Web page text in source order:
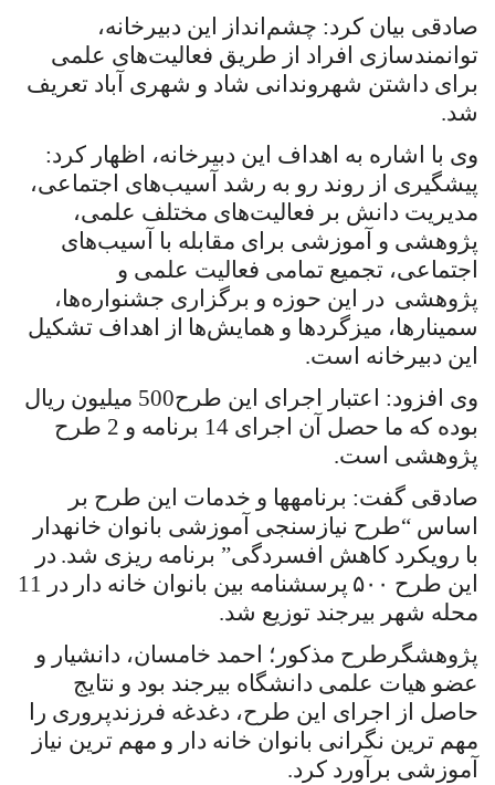
صادقی بیان کرد: چشم‌انداز این دبیرخانه،
توانمندسازی افراد از طریق فعالیت‌های علمی
برای داشتن شهروندانی شاد و شهری آباد تعریف
شد.
وی با اشاره به اهداف این دبیرخانه، اظهار کرد:
پیشگیری از روند رو به رشد آسیب‌های اجتماعی،
مدیریت دانش بر فعالیت‌های مختلف علمی،
پژوهشی و آموزشی برای مقابله با آسیب‌های
اجتماعی، تجمیع تمامی فعالیت علمی و
پژوهشی در این حوزه و برگزاری جشنواره‌ها،
سمینارها، میزگردها و همایش‌ها از اهداف تشکیل
این دبیرخانه است.
وی افزود: اعتبار اجرای این طرح500 میلیون ریال
بوده­ که ما حصل آن اجرای 14 برنامه و 2 طرح
پژوهشی است.
صادقی گفت: برنامه­ها و خدمات این طرح بر
اساس “طرح نیازسنجی آموزشی بانوان خانه­دار
با رویکرد کاهش افسردگی” برنامه ریزی شد. در
این طرح ۵۰۰
پرسشنامه بین بانوان خانه دار در 11
محله شهر بیرجند توزیع شد.
پژوهشگرطرح مذکور؛ احمد خامسان، دانشیار و
عضو هیات علمی دانشگاه بیرجند بود و نتایج
حاصل از اجرای این طرح، دغدغه فرزندپروری را
مهم ترین نگرانی بانوان خانه دار و مهم ترین نیاز
آموزشی برآورد کرد.